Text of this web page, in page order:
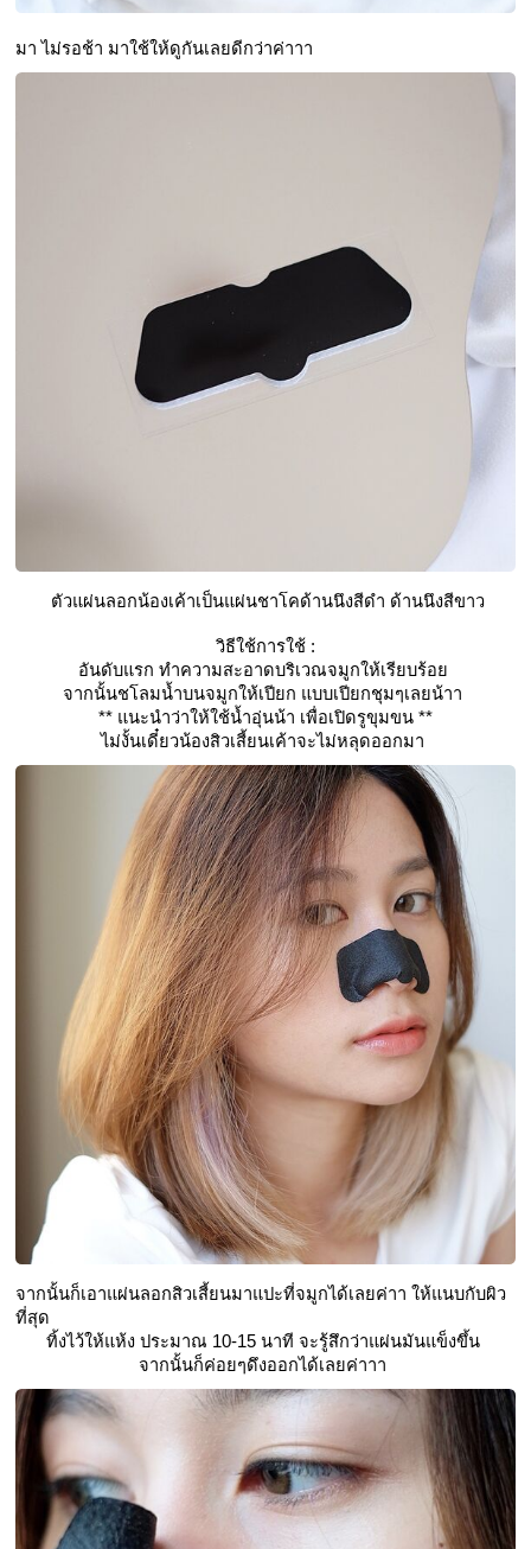
มา ไม่รอช้า มาใช้ให้ดูกันเลยดีกว่าค่าาา
ตัวแผ่นลอกน้องเค้าเป็นแผ่นชาโคด้านนึงสีดำ ด้านนึงสีขาว
วิธีใช้การใช้ :
อันดับแรก ทำความสะอาดบริเวณจมูกให้เรียบร้อย
จากนั้นชโลมน้ำบนจมูกให้เปียก แบบเปียกชุมๆเลยน้าา
** แนะนำว่าให้ใช้น้ำอุ่นน้า เพื่อเปิดรูขุมขน **
ไม่งั้นเดี๋ยวน้องสิวเสี้ยนเค้าจะไม่หลุดออกมา
จากนั้นก็เอาแผ่นลอกสิวเสี้ยนมาแปะที่จมูกได้เลยค่าา ให้แนบกับผิว
ที่สุด
ทิ้งไว้ให้แห้ง ประมาณ 10-15 นาที จะรู้สึกว่าแผ่นมันแข็งขึ้น
จากนั้นก็ค่อยๆดึงออกได้เลยค่าาา